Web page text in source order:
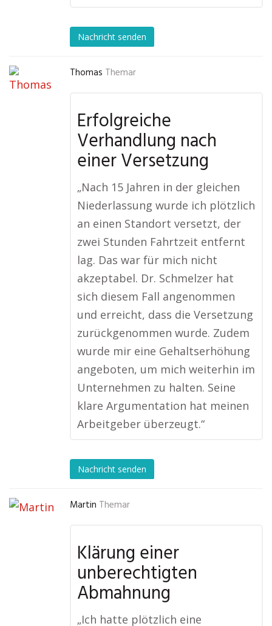
Nachricht senden
Thomas Themar
Erfolgreiche
Verhandlung nach
einer Versetzung
„Nach 15 Jahren in der gleichen
Niederlassung wurde ich plötzlich
an einen Standort versetzt, der
zwei Stunden Fahrtzeit entfernt
lag. Das war für mich nicht
akzeptabel. Dr. Schmelzer hat
sich diesem Fall angenommen
und erreicht, dass die Versetzung
zurückgenommen wurde. Zudem
wurde mir eine Gehaltserhöhung
angeboten, um mich weiterhin im
Unternehmen zu halten. Seine
klare Argumentation hat meinen
Arbeitgeber überzeugt.“
Nachricht senden
Martin Themar
Klärung einer
unberechtigten
Abmahnung
„Ich hatte plötzlich eine